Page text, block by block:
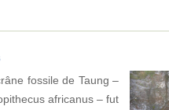
fossile de Taung –
africanus – fut